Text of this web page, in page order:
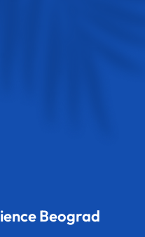
Beograd